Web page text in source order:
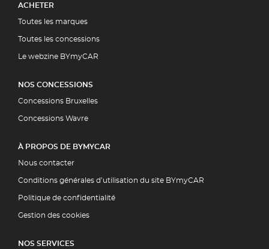
ACHETER
Toutes les marques
Toutes les concessions
Le webzine BYmyCAR
NOS CONCESSIONS
Concessions Bruxelles
Concessions Wavre
À PROPOS DE BYMYCAR
Nous contacter
Conditions générales d’utilisation du site BYmyCAR
Politique de confidentialité
Gestion des cookies
NOS SERVICES